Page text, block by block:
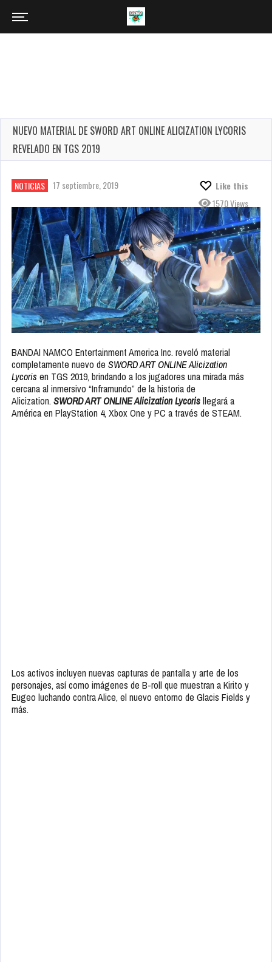
NUEVO MATERIAL DE SWORD ART ONLINE ALICIZATION LYCORIS
REVELADO EN TGS 2019
NOTICIAS 17 septiembre, 2019
Like this
1570 Views
BANDAI NAMCO Entertainment America Inc. reveló material
completamente nuevo de SWORD ART ONLINE Alicization
Lycoris en TGS 2019, brindando a los jugadores una mirada más
cercana al inmersivo “Inframundo” de la historia de
Alicization. SWORD ART ONLINE Alicization Lycorisllegará a
América en PlayStation 4, Xbox One y PC a través de STEAM.
Los activos incluyen nuevas capturas de pantalla y arte de los
personajes, así como imágenes de B-roll que muestran a Kirito y
Eugeo luchando contra Alice, el nuevo entorno de Glacis Fields y
más.